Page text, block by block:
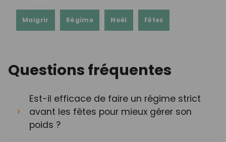
Maigrir Régime Noël Fêtes
Questions fréquentes
Est-il efficace de faire un régime strict
avant les fêtes pour mieux gérer son
poids ?